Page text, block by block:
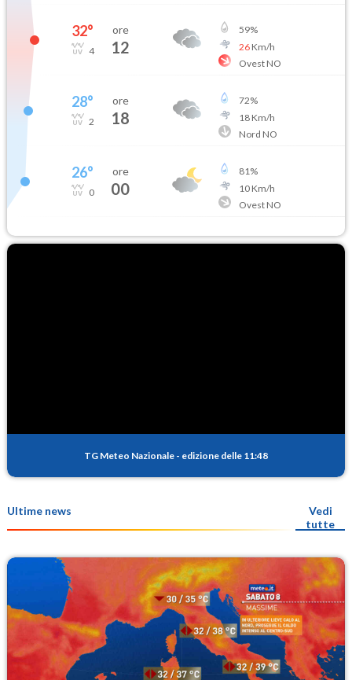
32°
4
ore
12
59%
26Km/h
Ovest NO
28°
2
ore
18
72%
18Km/h
Nord NO
26°
0
ore
00
81%
10Km/h
Ovest NO
TG Meteo Nazionale - edizione delle 11:48
Ultime news
Vedi
tutte